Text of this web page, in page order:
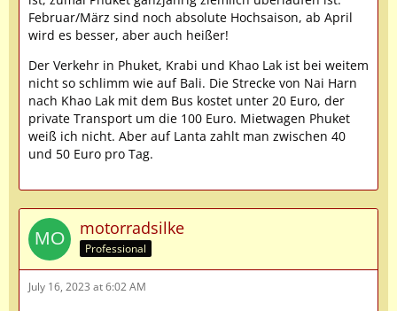
Februar/März sind noch absolute Hochsaison, ab April
wird es besser, aber auch heißer!
Der Verkehr in Phuket, Krabi und Khao Lak ist bei weitem
nicht so schlimm wie auf Bali. Die Strecke von Nai Harn
nach Khao Lak mit dem Bus kostet unter 20 Euro, der
private Transport um die 100 Euro. Mietwagen Phuket
weiß ich nicht. Aber auf Lanta zahlt man zwischen 40
und 50 Euro pro Tag.
motorradsilke
Professional
July 16, 2023 at 6:02 AM